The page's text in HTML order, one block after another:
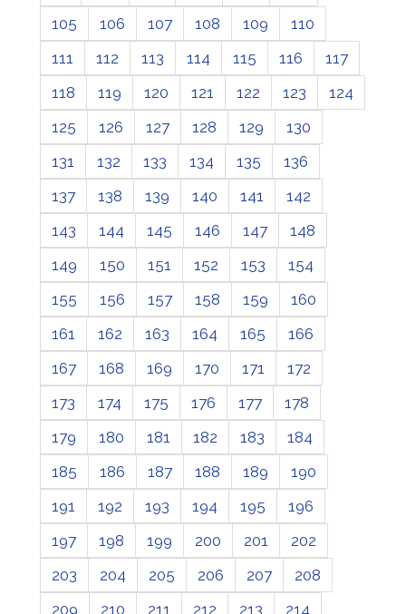
105 106 107 108 109
110
111
112 113 114 115 116
117
118
119 120 121 122 123
124
125
126 127 128 129
130
131
132 133 134 135
136
137
138 139 140 141
142
143
144 145 146 147
148
149
150 151 152 153
154
155
156 157 158 159
160
161
162 163 164 165
166
167
168 169 170 171
172
173
174 175 176 177
178
179
180 181 182 183
184
185
186 187 188 189
190
191
192 193 194 195
196
197
198 199 200 201
202
203
204 205 206 207
208
209
210 211 212 213
214